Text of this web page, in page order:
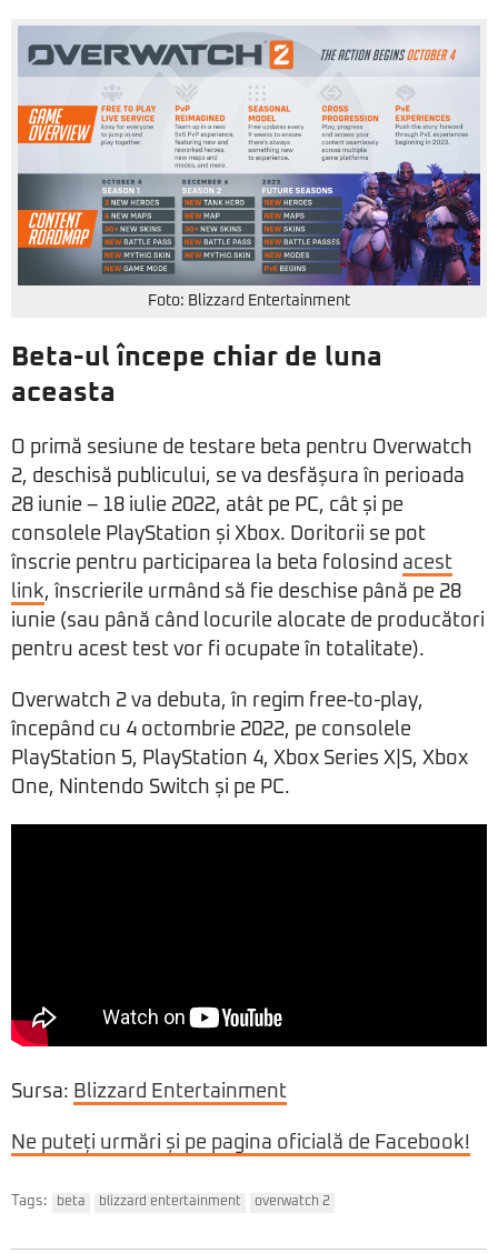
Foto: Blizzard Entertainment
Beta-ul începe chiar de luna
aceasta
O primă sesiune de testare beta pentru Overwatch
2, deschisă publicului, se va desfășura în perioada
28 iunie – 18 iulie 2022, atât pe PC, cât și pe
consolele PlayStation și Xbox. Doritorii se pot
înscrie pentru participarea la beta folosind acest
link, înscrierile urmând să fie deschise până pe 28
iunie (sau până când locurile alocate de producători
pentru acest test vor fi ocupate în totalitate).
Overwatch 2 va debuta, în regim free-to-play,
începând cu 4 octombrie 2022, pe consolele
PlayStation 5, PlayStation 4, Xbox Series X|S, Xbox
One, Nintendo Switch și pe PC.
Sursa: Blizzard Entertainment
Ne puteți urmări și pe pagina oficială de Facebook!
Tags: beta blizzard entertainment overwatch 2